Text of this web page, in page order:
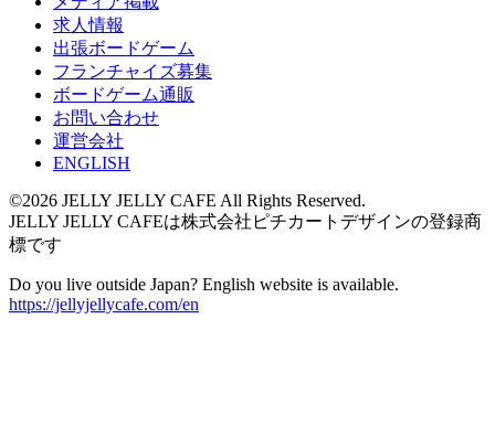
求人情報
出張ボードゲーム
フランチャイズ募集
ボードゲーム通販
お問い合わせ
運営会社
ENGLISH
©2026 JELLY JELLY CAFE All Rights Reserved.
JELLY JELLY CAFEは株式会社ピチカートデザインの登録商
標です
Do you live outside Japan? English website is available.
https://jellyjellycafe.com/en